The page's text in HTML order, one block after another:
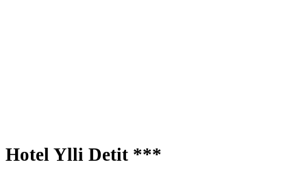
Hotel Ylli Detit ***